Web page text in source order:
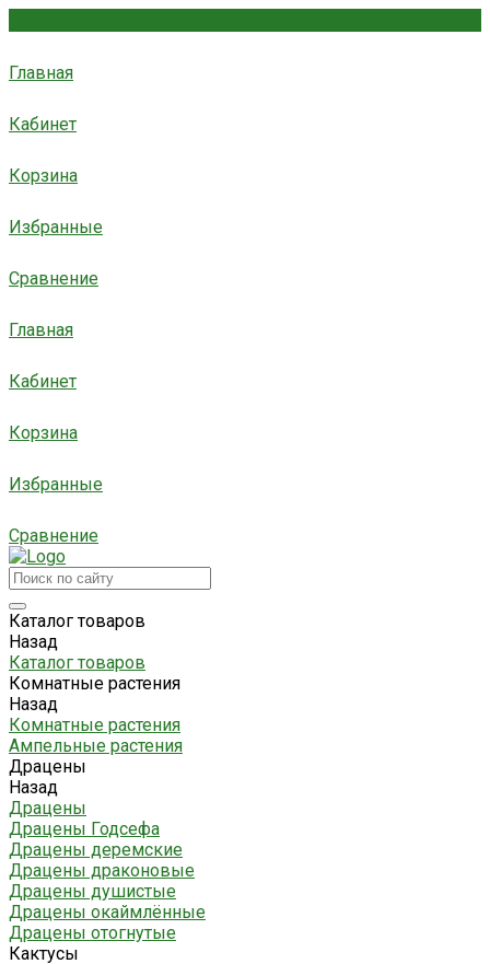
Главная
Кабинет
Корзина
Избранные
Сравнение
Главная
Кабинет
Корзина
Избранные
Сравнение
Каталог товаров
Назад
Каталог товаров
Комнатные растения
Назад
Комнатные растения
Ампельные растения
Драцены
Назад
Драцены
Драцены Годсефа
Драцены деремские
Драцены драконовые
Драцены душистые
Драцены окаймлённые
Драцены отогнутые
Кактусы